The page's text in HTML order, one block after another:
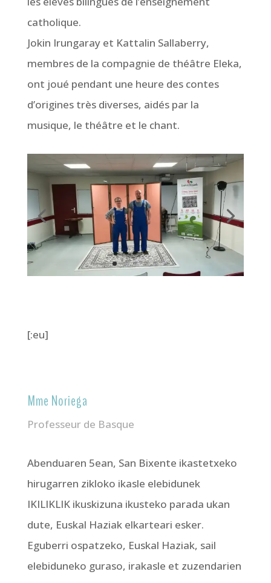
catholique.
Jokin Irungaray et Kattalin Sallaberry,
membres de la compagnie de théâtre Eleka,
ont joué pendant une heure des contes
d’origines très diverses, aidés par la
musique, le théâtre et le chant.
[:eu]
Mme Noriega
Professeur de Basque
Abenduaren 5ean, San Bixente ikastetxeko
hirugarren zikloko ikasle elebidunek
IKILIKLIK ikuskizuna ikusteko parada ukan
dute, Euskal Haziak elkarteari esker.
Eguberri ospatzeko, Euskal Haziak, sail
elebiduneko guraso, irakasle et zuzendarien